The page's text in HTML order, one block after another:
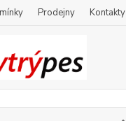
Prodejny Kontakty